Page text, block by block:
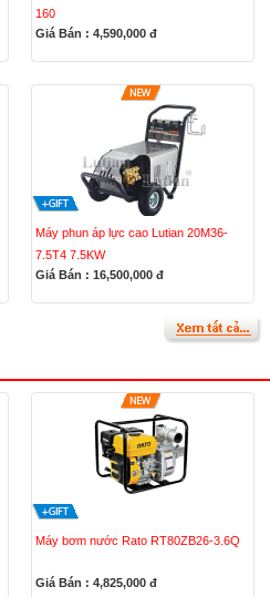
160
Giá Bán : 4,590,000 đ
Máy phun áp lực cao Lutian 20M36-
7.5T4 7.5KW
Giá Bán : 16,500,000 đ
Máy bơm nước Rato RT80ZB26-3.6Q
Giá Bán : 4,825,000 đ